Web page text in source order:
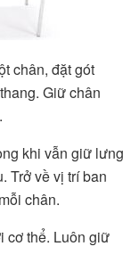
chân, đặt gót
Giữ chân
khi vẫn giữ lưng
Trở về vị trí ban
chân.
cơ thể. Luôn giữ